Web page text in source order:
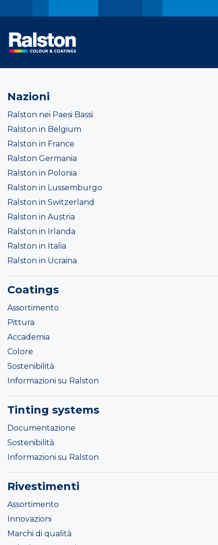
Nazioni
Ralston nei Paesi Bassi
Ralston in Belgium
Ralston in France
Ralston Germania
Ralston in Polonia
Ralston in Lussemburgo
Ralston in Switzerland
Ralston in Austria
Ralston in Irlanda
Ralston in Italia
Ralston in Ucraina
Coatings
Assortimento
Pittura
Accademia
Colore
Sostenibilità
Informazioni su Ralston
Tinting systems
Documentazione
Sostenibilità
Informazioni su Ralston
Rivestimenti
Assortimento
Innovazioni
Marchi di qualità